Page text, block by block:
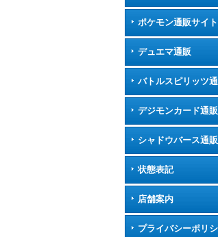
ポケモン通販サイト
デュエマ通販
バトルスピリッツ
デジモンカード通販
シャドウバース通販
状態表記
店舗案内
プライバシーポリ